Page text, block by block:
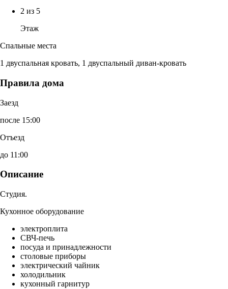
2 из 5
Этаж
Спальные места
1 двуспальная кровать, 1 двуспальный диван-кровать
Правила дома
Заезд
после 15:00
Отъезд
до 11:00
Описание
Студия.
Кухонное оборудование
электроплита
СВЧ-печь
посуда и принадлежности
столовые приборы
электрический чайник
холодильник
кухонный гарнитур